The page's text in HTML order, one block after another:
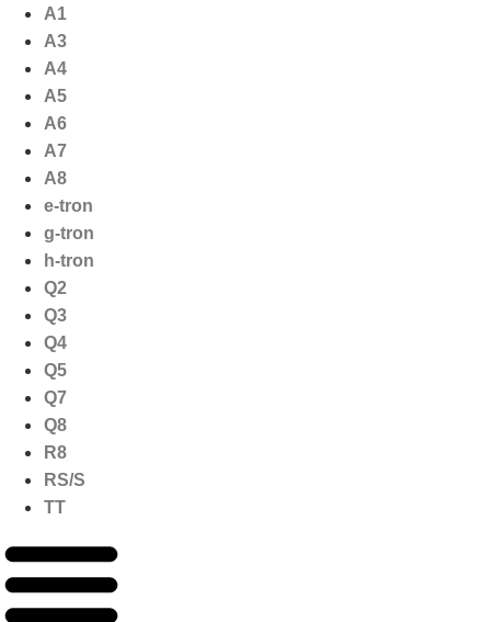
naar
inhoud
A1
A3
A4
A5
A6
A7
A8
e-tron
g-tron
h-tron
Q2
Q3
Q4
Q5
Q7
Q8
R8
RS/S
TT